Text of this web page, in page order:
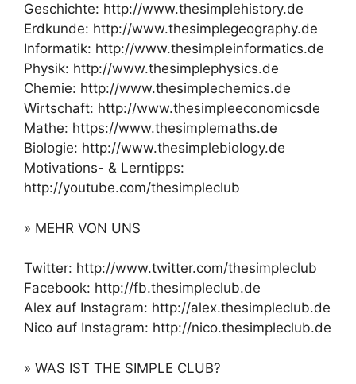
Geschichte: http://www.thesimplehistory.de
Erdkunde: http://www.thesimplegeography.de
Informatik: http://www.thesimpleinformatics.de
Physik: http://www.thesimplephysics.de
Chemie: http://www.thesimplechemics.de
Wirtschaft: http://www.thesimpleeconomicsde
Mathe: https://www.thesimplemaths.de
Biologie: http://www.thesimplebiology.de
Motivations- & Lerntipps:
http://youtube.com/thesimpleclub
» MEHR VON UNS
Twitter: http://www.twitter.com/thesimpleclub
Facebook: http://fb.thesimpleclub.de
Alex auf Instagram: http://alex.thesimpleclub.de
Nico auf Instagram: http://nico.thesimpleclub.de
» WAS IST THE SIMPLE CLUB?